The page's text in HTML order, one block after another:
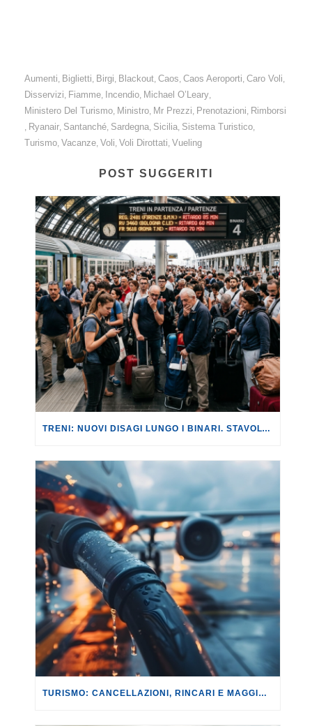
Aumenti, Biglietti, Birgi, Blackout, Caos, Caos Aeroporti, Caro Voli,
Disservizi, Fiamme, Incendio, Michael O’Leary,
Ministero Del Turismo, Ministro, Mr Prezzi, Prenotazioni, Rimborsi
, Ryanair, Santanché, Sardegna, Sicilia, Sistema Turistico,
Turismo, Vacanze, Voli, Voli Dirottati, Vueling
POST SUGGERITI
TRENI: NUOVI DISAGI LUNGO I BINARI. STAVOLTA SULLA LINEA AV ROMA-NAPOLI, CON RITARDI FINO A 180 MINUTI.
TURISMO: CANCELLAZIONI, RINCARI E MAGGIORAZIONI DI VOLI E PRENOTAZIONI.